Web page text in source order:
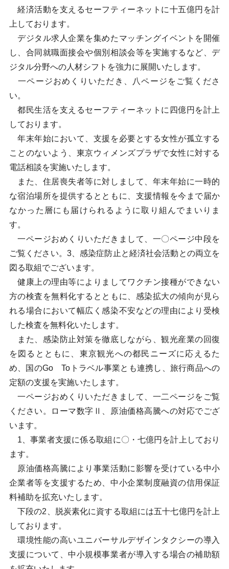
経済活動を支えるセーフティーネットに十五億円を計
上しております。
デジタル求人企業を集めたマッチングイベントを開催
し、合同就職面接会や個別相談会等を実施するなど、デ
ジタル分野への人材シフトを強力に展開いたします。
一ページおめくりいただき、八ページをご覧くださ
い。
都民生活を支えるセーフティーネットに四億円を計上
しております。
年末年始において、支援を必要とする女性が孤立する
ことのないよう、東京ウィメンズプラザで女性に対する
電話相談を実施いたします。
また、住居喪失者等に対しまして、年末年始に一時的
な宿泊場所を提供するとともに、支援情報を今まで届か
なかった層にも届けられるように取り組んでまいりま
す。
一ページおめくりいただきまして、一〇ページ中段を
ご覧ください。3、感染症防止と経済社会活動との両立を
図る取組でございます。
健康上の理由等によりましてワクチン接種ができない
方の検査を無料化するとともに、感染拡大の傾向が見ら
れる場合において幅広く感染不安などの理由により受検
した検査を無料化いたします。
また、感染防止対策を徹底しながら、観光産業の回復
を図るとともに、東京観光への都民ニーズに応えるた
め、国のGo Toトラベル事業とも連携し、旅行商品への
定額の支援を実施いたします。
一ページおめくりいただきまして、一二ページをご覧
ください。ローマ数字Ⅱ、原油価格高騰への対応でござ
います。
1、事業者支援に係る取組に〇・七億円を計上しており
ます。
原油価格高騰により事業活動に影響を受けている中小
企業者等を支援するため、中小企業制度融資の信用保証
料補助を拡充いたします。
下段の2、脱炭素化に資する取組には五十七億円を計上
しております。
環境性能の高いユニバーサルデザインタクシーの導入
支援について、中小規模事業者が導入する場合の補助額